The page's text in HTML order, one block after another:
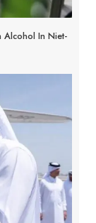
Alcohol In Niet-